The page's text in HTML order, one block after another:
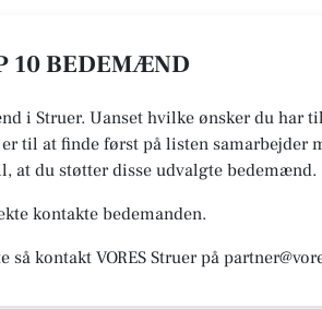
10 BEDEMÆND
i Struer. Uanset hvilke ønsker du har
til at finde først på listen samarbejder
at du støtter disse udvalgte bedemænd.
kontakte bedemanden.
kontakt VORES Struer på